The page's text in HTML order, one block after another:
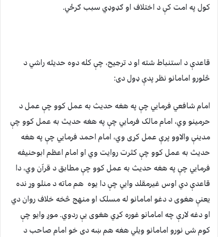
کول په امت کې د اختلاف او ګډوډي سبب ګرځي.
قاعدې د استنباط شته او د ترجیح، چې کله دوه حدیثه راشي د
څلورو امامانو نظر پدې ډول دی:
امام شافعي فرمایي چې په هغه حدیث به عمل کوو چې عمل د
حرمینو وي، امام مالک فرمایي چې په هغه حدیث به عمل کوو چې
مدینې والاوو پرې عمل کړی وي، امام احمد فرمایي چې په هغه
حدیث به عمل کوو چې کثرت روایت وي او امام اعظم ابوحنیفه
فرمایي چې په هغه حدیث به عمل کوو چې مطابق د قرآن وي، دا
قاعدې دي اوس غیرمقلد وایي چې دا یوه هم ماته د منلو وړ نده
یعنې هغوی د دغو امامانو له مسلک او منهج څخه خلاف روان دي
او دغه لارې چه امامانو غوره کړي هغوی یې ردوي. موږ وایو چې
کوم شی نورو امامانو ویلي هغه هم ښه دی خو امام صاحب د